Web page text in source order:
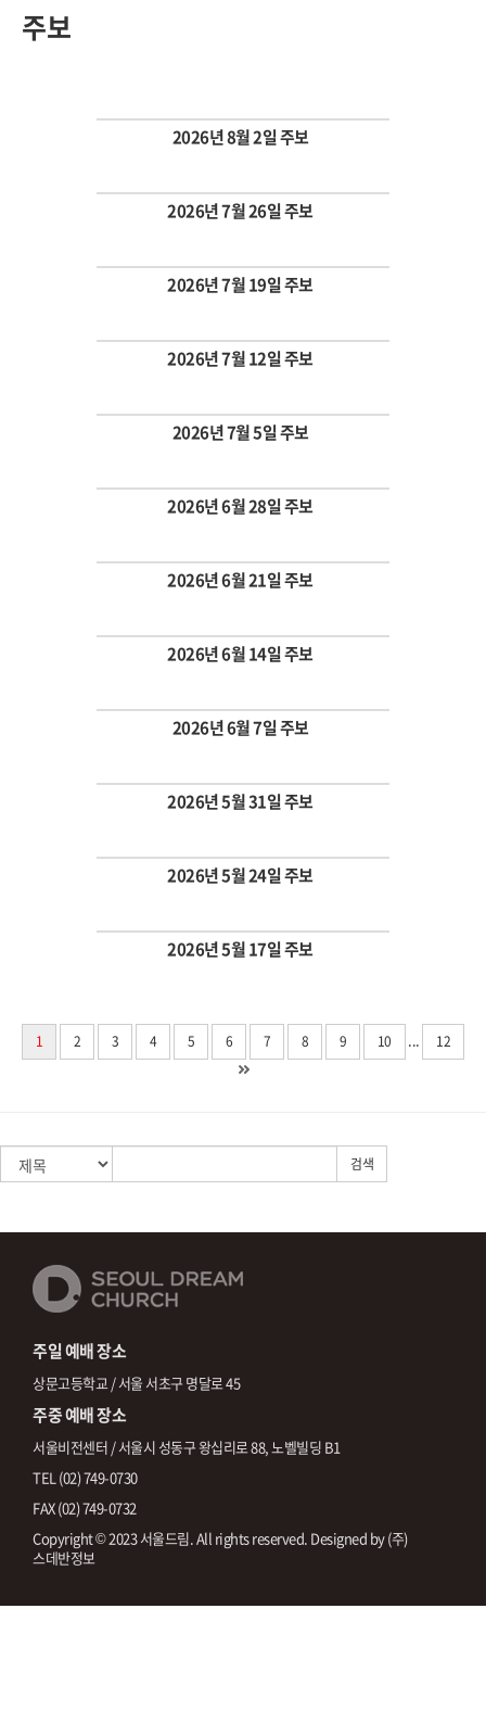
주보
2026년 8월 2일 주보
2026년 7월 26일 주보
2026년 7월 19일 주보
2026년 7월 12일 주보
2026년 7월 5일 주보
2026년 6월 28일 주보
2026년 6월 21일 주보
2026년 6월 14일 주보
2026년 6월 7일 주보
2026년 5월 31일 주보
2026년 5월 24일 주보
2026년 5월 17일 주보
1 2 3 4 5 6 7 8 9 10 12
검색
주일 예배 장소
상문고등학교 / 서울 서초구 명달로 45
주중 예배 장소
서울비전센터 / 서울시 성동구 왕십리로 88, 노벨빌딩 B1
TEL (02) 749-0730
FAX (02) 749-0732
Copyright © 2023 서울드림. All rights reserved. Designed by(주)
스데반정보